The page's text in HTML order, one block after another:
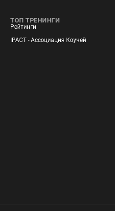
ТОП ТРЕНИНГИ
Рейтинги
IPACT - Ассоциация Коучей